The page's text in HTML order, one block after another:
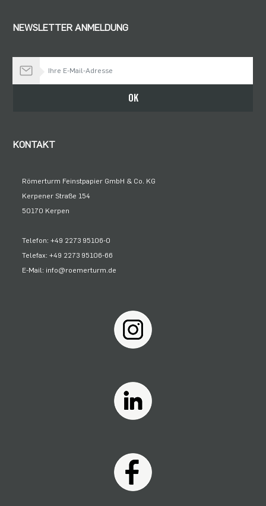
NEWSLETTER ANMELDUNG
OK
KONTAKT
Römerturm Feinstpapier GmbH & Co. KG
Kerpener Straße 154
50170 Kerpen
Telefon: +49 2273 95106-0
Telefax: +49 2273 95106-66
E-Mail: info@roemerturm.de